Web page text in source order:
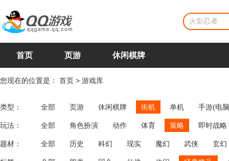
首页 页游 休闲棋牌
您现在的位置是： 首页 > 游戏库
类型： 全部 页游 休闲棋牌 街机 单机 手游(电
玩法： 全部 角色扮演 动作 体育 策略
即时战略
飞行
恋爱 第三人称射击 棋类 牌类 麻将
题材： 全部 历史 科幻 现实 魔幻 武侠 玄幻